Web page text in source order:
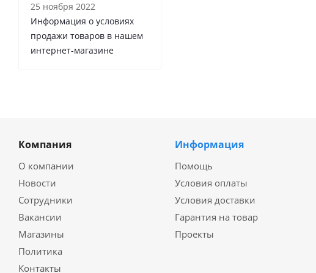
25 ноября 2022
Информация о условиях
продажи товаров в нашем
интернет-магазине
Компания
О компании
Новости
Сотрудники
Вакансии
Магазины
Политика
Контакты
Информация
Помощь
Условия оплаты
Условия доставки
Гарантия на товар
Проекты